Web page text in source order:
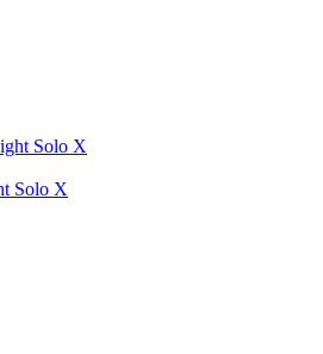
Solo X